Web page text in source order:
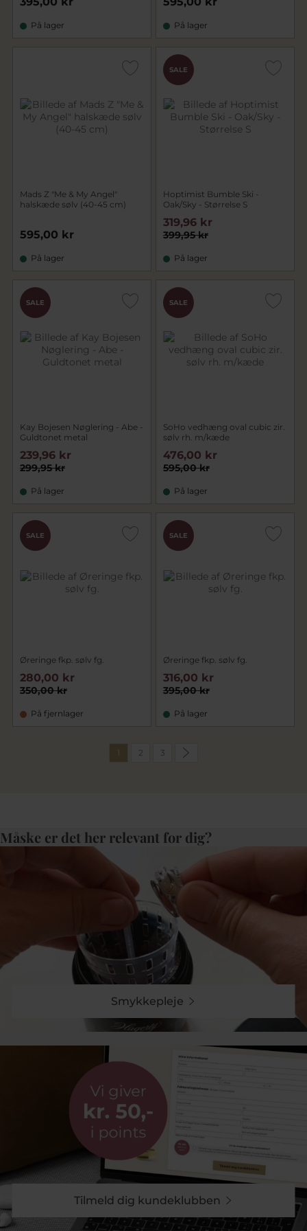
På lager På lager
Mads Z "Me & My Angel"
halskæde sølv (40-45 cm)
595,00 kr
På lager
SALE
Hoptimist Bumble Ski -
Oak/Sky - Størrelse S
399,95 kr
319,96 kr
På lager
SALE
Kay Bojesen Nøglering - Abe -
Guldtonet metal
299,95 kr
239,96 kr
På lager
SALE
SoHo vedhæng oval cubic zir.
sølv rh. m/kæde
595,00 kr
476,00 kr
På lager
SALE
Øreringe fkp. sølv fg.
350,00 kr
280,00 kr
På fjernlager
SALE
Øreringe fkp. sølv fg.
395,00 kr
316,00 kr
På lager
1 2 3
Måske er det her relevant for dig?
Smykkepleje
Tilmeld dig kundeklubben